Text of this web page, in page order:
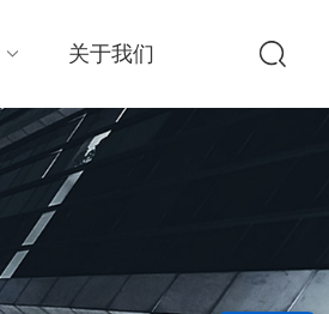
关于我们